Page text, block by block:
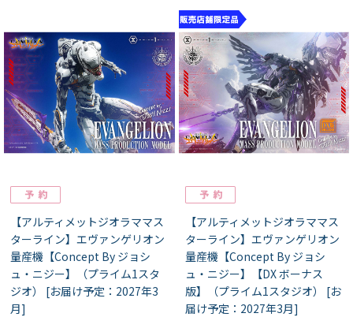
【アルティメットジオラママス
ターライン】エヴァンゲリオン
量産機【Concept By ジョシ
ュ・ニジー】（プライム1スタ
ジオ） [お届け予定：2027年3
月]
【アルティメットジオラママス
ターライン】エヴァンゲリオン
量産機【Concept By ジョシ
ュ・ニジー】【DX ボーナス
版】（プライム1スタジオ） [お
届け予定：2027年3月]